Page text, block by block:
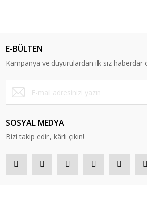
E-BÜLTEN
Kampanya ve duyurulardan ilk siz haberdar
SOSYAL MEDYA
Bizi takip edin, kârlı çıkın!